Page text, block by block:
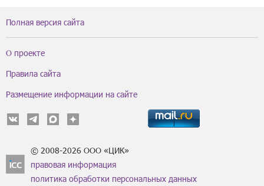
Полная версия сайта
О проекте
Правила сайта
Размещение информации на сайте
© 2008-2026 ООО «ЦИК»
правовая информация
политика обработки персональных данных